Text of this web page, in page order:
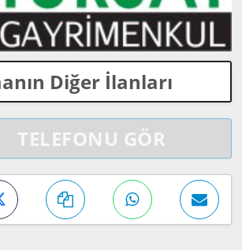
Diğer İlanları
TELEFONU GÖR